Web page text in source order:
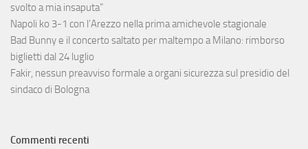
svolto a mia insaputa”
Napoli ko 3-1 con l’Arezzo nella prima amichevole stagionale
Bad Bunny e il concerto saltato per maltempo a Milano: rimborso
biglietti dal 24 luglio
Fakir, nessun preavviso formale a organi sicurezza sul presidio del
sindaco di Bologna
Commenti recenti